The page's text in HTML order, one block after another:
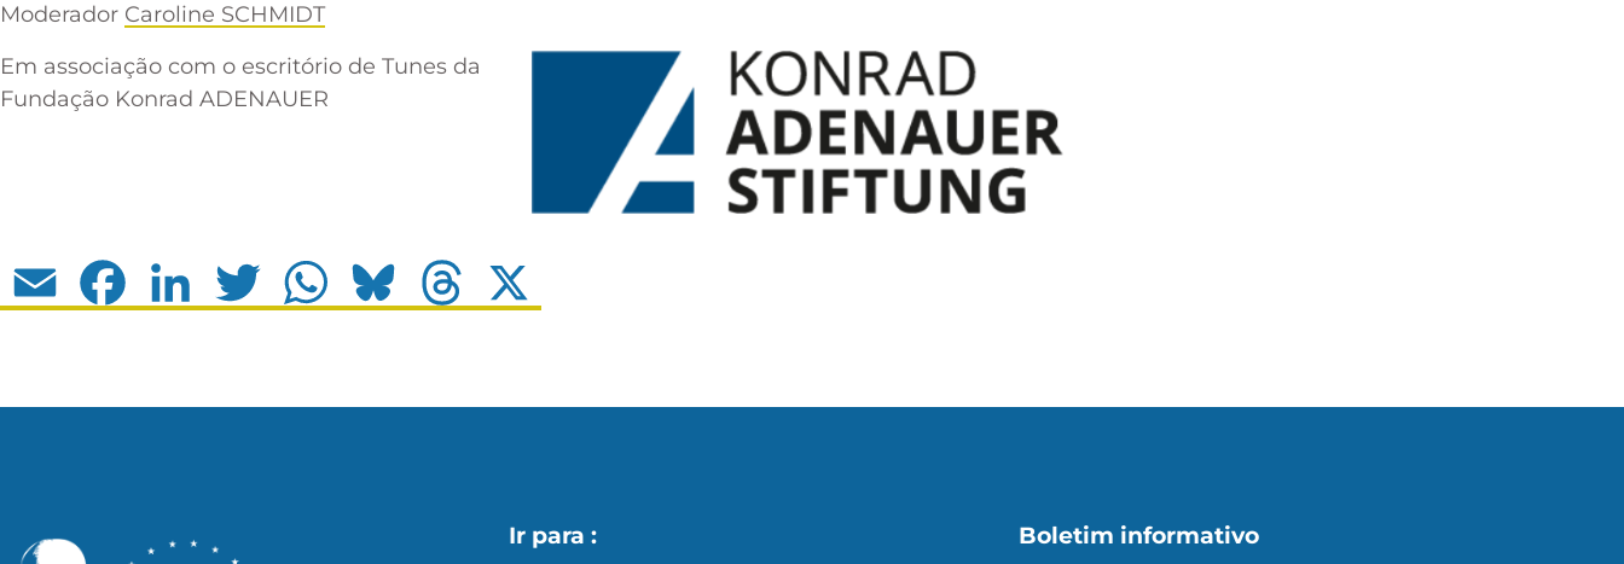
Moderador Caroline SCHMIDT
Em associação com o escritório de Tunes da
Fundação Konrad ADENAUER
Email FacebookLinkedIn Twitter WhatsAppBluesky Threads
Ir para : Boletim informativo